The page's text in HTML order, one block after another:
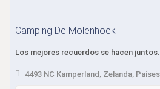
Camping De Molenhoek
Los mejores recuerdos se hacen juntos.
4493 NC Kamperland, Zelanda,